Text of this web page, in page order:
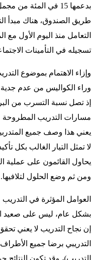
بدعمها 15 في المئة
طريق الصندوق، هناك مبدأ
التعامل منذ اليوم الأول
تسجيله في التأمينات
وإزاء الاهتمام بموضوع
وراء الكواليس من عدم جدية
مسارات التدريب المطروحة
يعني هذا وصف جميع
لا تمثل التيار الغالب بكل
يحاول القائمون على عملية
ومن ثم وضع الحلول لتلافيها.
العوامل المؤثرة في التدريب
بشكل عام، ليس على صعيد
إن نجاح التدريب لا يعني
التدريبي برضا جميع
التدريب)، وقد تكون النتائج